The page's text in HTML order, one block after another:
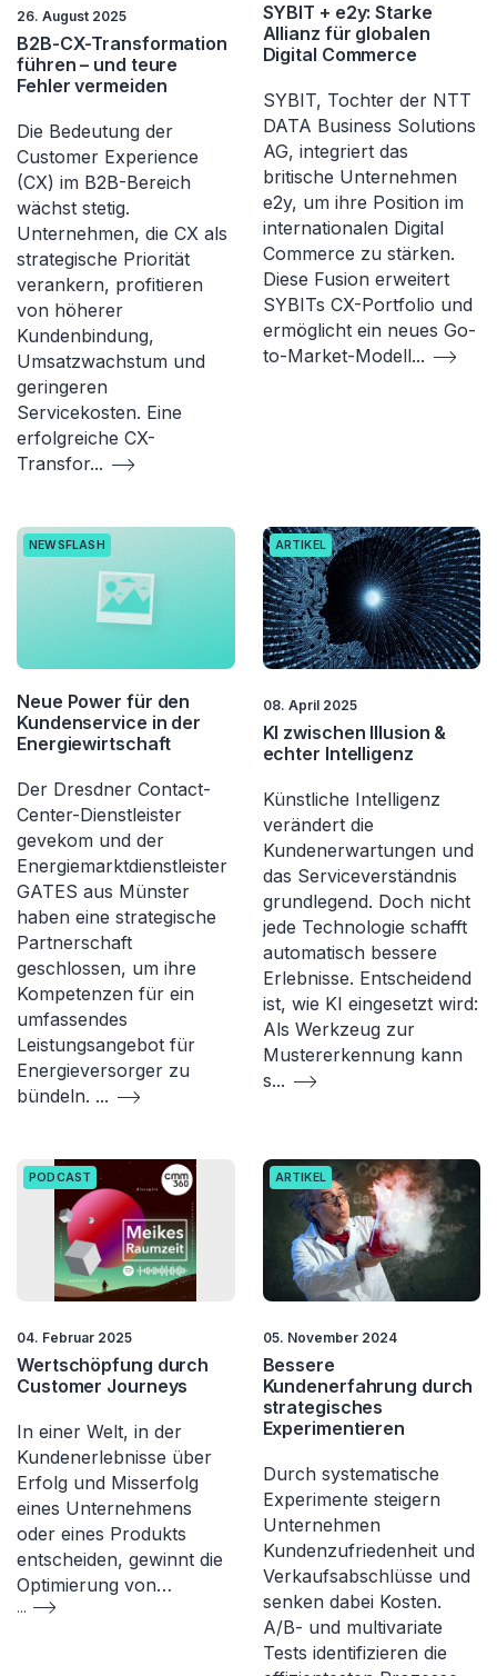
26. August 2025
B2B-CX-Transformation
führen – und teure
Fehler vermeiden
Die Bedeutung der
Customer Experience
(CX) im B2B-Bereich
wächst stetig.
Unternehmen, die CX als
strategische Priorität
verankern, profitieren
von höherer
Kundenbindung,
Umsatzwachstum und
geringeren
Servicekosten. Eine
erfolgreiche CX-
Transfor...
SYBIT + e2y: Starke
Allianz für globalen
Digital Commerce
SYBIT, Tochter der NTT
DATA Business Solutions
AG, integriert das
britische Unternehmen
e2y, um ihre Position im
internationalen Digital
Commerce zu stärken.
Diese Fusion erweitert
SYBITs CX-Portfolio und
ermöglicht ein neues Go-
to-Market-Modell...
NEWSFLASH
Neue Power für den
Kundenservice in der
Energiewirtschaft
Der Dresdner Contact-
Center-Dienstleister
gevekom und der
Energiemarktdienstleister
GATES aus Münster
haben eine strategische
Partnerschaft
geschlossen, um ihre
Kompetenzen für ein
umfassendes
Leistungsangebot für
Energieversorger zu
bündeln. ...
ARTIKEL
08. April 2025
KI zwischen Illusion &
echter Intelligenz
Künstliche Intelligenz
verändert die
Kundenerwartungen und
das Serviceverständnis
grundlegend. Doch nicht
jede Technologie schafft
automatisch bessere
Erlebnisse. Entscheidend
ist, wie KI eingesetzt wird:
Als Werkzeug zur
Mustererkennung kann
s...
PODCAST
04. Februar 2025
Wertschöpfung durch
Customer Journeys
In einer Welt, in der
Kundenerlebnisse über
Erfolg und Misserfolg
eines Unternehmens
oder eines Produkts
entscheiden, gewinnt die
Optimierung von…
...
ARTIKEL
05. November 2024
Bessere
Kundenerfahrung durch
strategisches
Experimentieren
Durch systematische
Experimente steigern
Unternehmen
Kundenzufriedenheit und
Verkaufsabschlüsse und
senken dabei Kosten.
A/B- und multivariate
Tests identifizieren die